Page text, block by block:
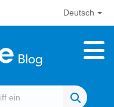
Deutsch